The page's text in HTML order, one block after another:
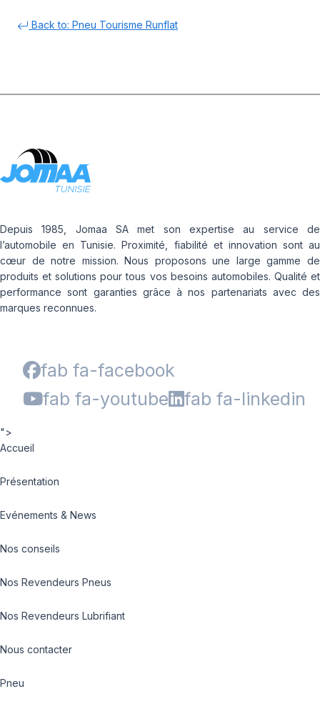
Back to: Pneu Tourisme Runflat
Depuis 1985, Jomaa SA met son expertise au service de
l’automobile en Tunisie. Proximité, fiabilité et innovation sont au
cœur de notre mission. Nous proposons une large gamme de
produits et solutions pour tous vos besoins automobiles. Qualité et
performance sont garanties grâce à nos partenariats avec des
marques reconnues.
fab fa-facebook
fab fa-youtube
fab fa-linkedin
">
Accueil
Présentation
Evénements & News
Nos conseils
Nos Revendeurs Pneus
Nos Revendeurs Lubrifiant
Nous contacter
Pneu